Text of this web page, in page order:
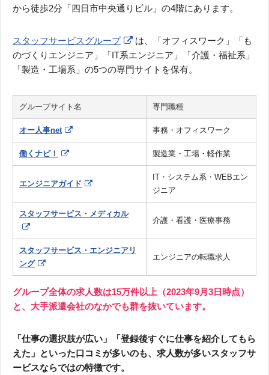
から徒歩2分「四日市中央通りビル」の4階にあります。
スタッフサービスグループ
は、「オフィスワーク」「も
のづくりエンジニア」「IT系エンジニア」「介護・福祉系」
「製造・工場系」の5つの専門サイトを保有。
グループサイト名 専門職種
オー人事net 事務・オフィスワーク
働くナビ！ 製造業・工場・軽作業
エンジニアガイド
IT・システム系・WEBエン
ジニア
スタッフサービス・メディカル
介護・看護・医療事務
スタッフサービス・エンジニアリ
ング
エンジニアの転職求人
グループ全体の求人数は15万件以上（2023年9月3日時点）
と、大手派遣会社のなかでも群を抜いています。
「仕事の選択肢が広い」「登録後すぐに仕事を紹介してもら
えた」といった口コミが多いのも、求人数が多いスタッフサ
ービスならではの特徴です。